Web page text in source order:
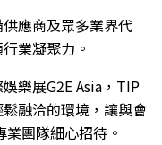
應商及眾多業界代
業凝聚力。
樂展G2E Asia，TIP
融洽的環境，讓與會
團隊細心招待。